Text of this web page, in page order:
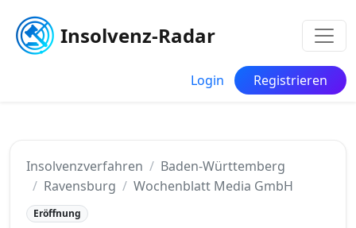
Insolvenz-Radar
Login Registrieren
Insolvenzverfahren
Baden-Württemberg
Ravensburg
Wochenblatt Media GmbH
Eröffnung